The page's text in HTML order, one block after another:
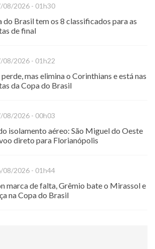
08/2026 - 01h30
do Brasil tem os 8 classificados para as
de final
08/2026 - 01h22
mas elimina o Corinthians e está nas
da Copa do Brasil
08/2026 - 00h03
isolamento aéreo: São Miguel do Oeste
direto para Florianópolis
08/2026 - 01h44
marca de falta, Grêmio bate o Mirassol e
na Copa do Brasil